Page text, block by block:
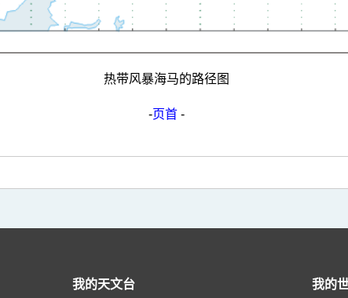
热带风暴海马的路径图
-页首 -
我的天文台 我的